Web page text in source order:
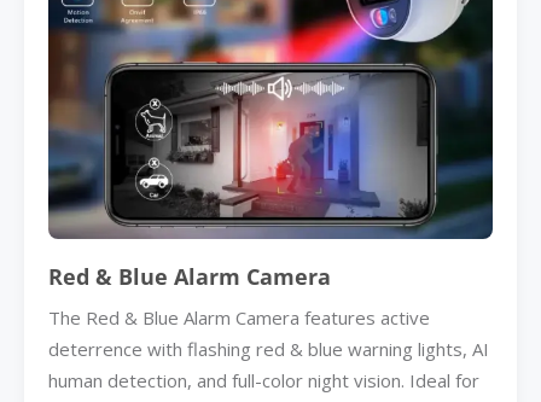
Red & Blue Alarm Camera
The Red & Blue Alarm Camera features active
deterrence with flashing red & blue warning lights, AI
human detection, and full-color night vision. Ideal for